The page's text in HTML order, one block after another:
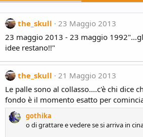
the_skull
23 Maggio 2013
23 maggio 2013 - 23 maggio
idee restano!!"
the_skull
21 Maggio 2013
Le palle sono al collasso....c'è chi dice
fondo è il momento esatto per
gothika
o di grattare e vedere se si arriva in